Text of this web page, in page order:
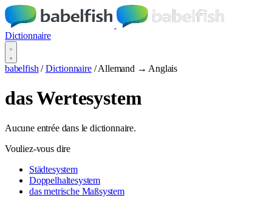
Dictionnaire
babelfish / Dictionnaire / Allemand → Anglais
das Wertesystem
Aucune entrée dans le dictionnaire.
Vouliez-vous dire
Städtesystem
Doppelhaltesystem
das metrische Maßsystem